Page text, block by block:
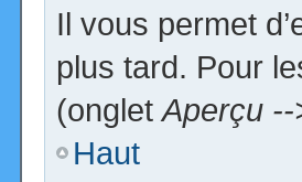
Il vous permet
plus tard. Pour
(ongletAperçu
Haut